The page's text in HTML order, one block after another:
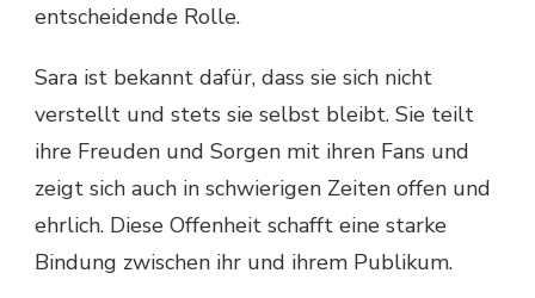
entscheidende Rolle.
Sara ist bekannt dafür, dass sie sich nicht
verstellt und stets sie selbst bleibt. Sie teilt
ihre Freuden und Sorgen mit ihren Fans und
zeigt sich auch in schwierigen Zeiten offen und
ehrlich. Diese Offenheit schafft eine starke
Bindung zwischen ihr und ihrem Publikum.